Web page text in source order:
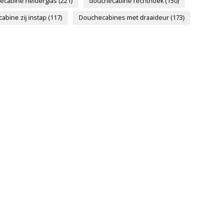
zij instap (117) Douchecabines met draaideur(173)